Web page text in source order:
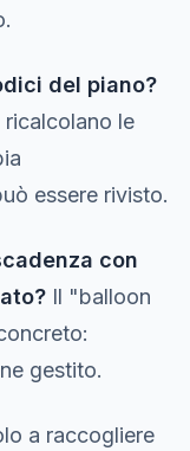
del piano?
le
essere rivisto.
con
Il "balloon
gestito.
a raccogliere